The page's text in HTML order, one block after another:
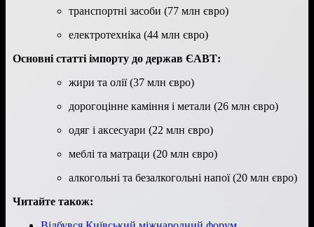
транспортні засоби (77 млн євро)
електротехніка (44 млн євро)
Основні статті імпорту до держав ЄАВТ:
жири та олії (37 млн євро)
дорогоцінне каміння і метали (26 млн євро)
одяг і аксесуари (22 млн євро)
меблі та матраци (20 млн євро)
алкогольні та безалкогольні напої (20 млн євро)
Читайте також: